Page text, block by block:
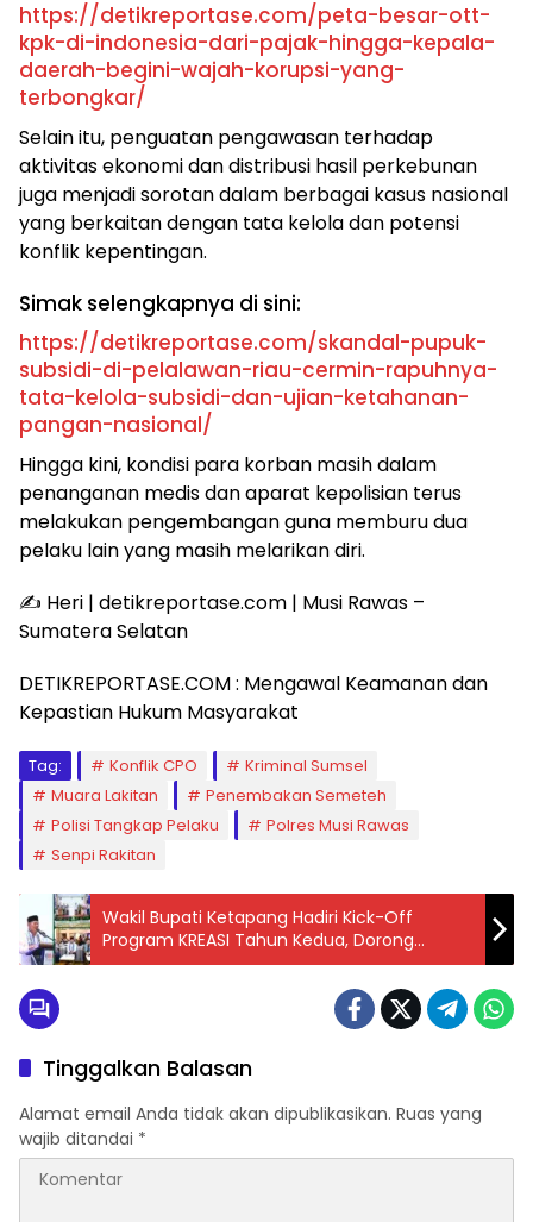
https://detikreportase.com/peta-besar-ott-
kpk-di-indonesia-dari-pajak-hingga-kepala-
daerah-begini-wajah-korupsi-yang-
terbongkar/
Selain itu, penguatan pengawasan terhadap
aktivitas ekonomi dan distribusi hasil perkebunan
juga menjadi sorotan dalam berbagai kasus nasional
yang berkaitan dengan tata kelola dan potensi
konflik kepentingan.
Simak selengkapnya di sini:
https://detikreportase.com/skandal-pupuk-
subsidi-di-pelalawan-riau-cermin-rapuhnya-
tata-kelola-subsidi-dan-ujian-ketahanan-
pangan-nasional/
Hingga kini, kondisi para korban masih dalam
penanganan medis dan aparat kepolisian terus
melakukan pengembangan guna memburu dua
pelaku lain yang masih melarikan diri.
✍️ Heri | detikreportase.com | Musi Rawas –
Sumatera Selatan
DETIKREPORTASE.COM : Mengawal Keamanan dan
Kepastian Hukum Masyarakat
Tag: Konflik CPO
Kriminal Sumsel
Muara Lakitan
Penembakan Semeteh
Polisi Tangkap Pelaku
Polres Musi Rawas
Senpi Rakitan
Wakil Bupati Ketapang Hadiri Kick-Off
Program KREASI Tahun Kedua, Dorong
Kolaborasi Perkuat Pendidikan di Ketapang
Tinggalkan Balasan
Alamat email Anda tidak akan dipublikasikan. Ruas yang
wajib ditandai *